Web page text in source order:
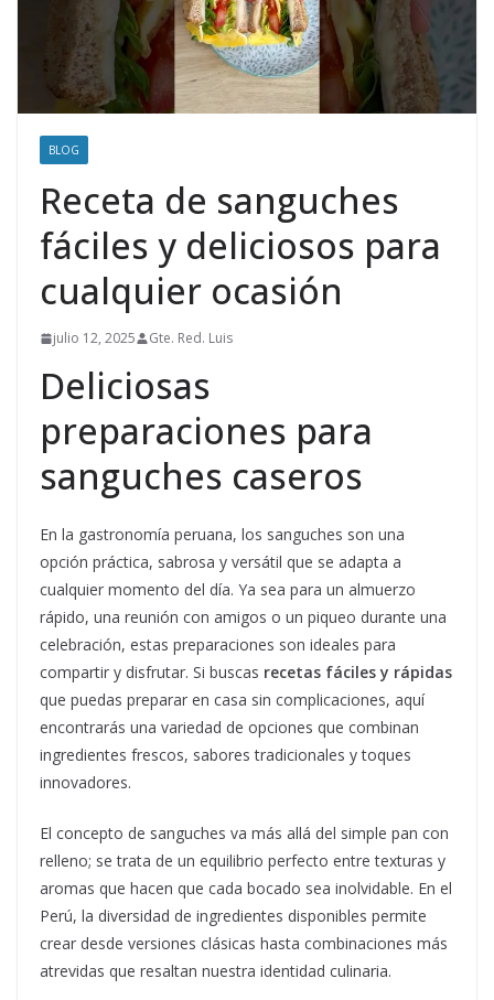
BLOG
Receta de sanguches
fáciles y deliciosos para
cualquier ocasión
julio 12, 2025 Gte. Red. Luis
Deliciosas
preparaciones para
sanguches caseros
En la gastronomía peruana, los sanguches son una
opción práctica, sabrosa y versátil que se adapta a
cualquier momento del día. Ya sea para un almuerzo
rápido, una reunión con amigos o un piqueo durante una
celebración, estas preparaciones son ideales para
compartir y disfrutar. Si buscas recetas fáciles y rápidas
que puedas preparar en casa sin complicaciones, aquí
encontrarás una variedad de opciones que combinan
ingredientes frescos, sabores tradicionales y toques
innovadores.
El concepto de sanguches va más allá del simple pan con
relleno; se trata de un equilibrio perfecto entre texturas y
aromas que hacen que cada bocado sea inolvidable. En el
Perú, la diversidad de ingredientes disponibles permite
crear desde versiones clásicas hasta combinaciones más
atrevidas que resaltan nuestra identidad culinaria.